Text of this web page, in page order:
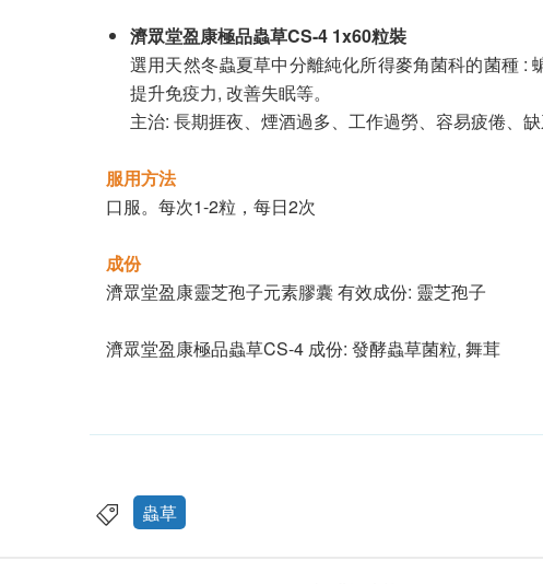
濟眾堂盈康極品蟲草CS-4 1x60粒裝
選用天然冬蟲夏草中分離純化所得麥角菌科的菌種 :
提升免疫力, 改善失眠等。
主治: 長期捱夜、煙酒過多、工作過勞、容易疲倦、
服用方法
口服。每次1-2粒，每日2次
成份
濟眾堂盈康靈芝孢子元素膠囊 有效成份: 靈芝孢子
濟眾堂盈康極品蟲草CS-4 成份: 發酵蟲草菌粒, 舞茸
蟲草